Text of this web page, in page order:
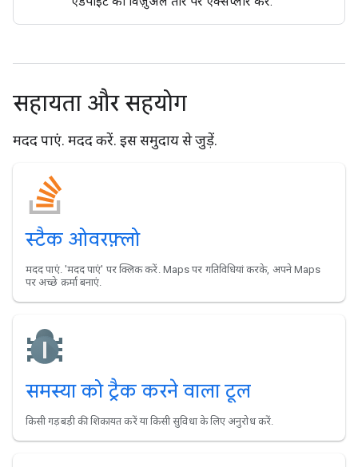
सहायता और सहयोग
मदद पाएं. मदद करें. इस समुदाय से जुड़ें.
स्टैक ओवरफ़्लो
मदद पाएं. 'मदद पाएं' पर क्लिक करें. Maps पर गतिविधियां करके, अपने Maps
पर अच्छे क़र्मा बनाएं.
समस्या को ट्रैक करने वाला टूल
किसी गड़बड़ी की शिकायत करें या किसी सुविधा के लिए अनुरोध करें.